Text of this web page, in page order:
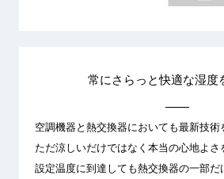
常にさらっと快適な湿度
空調機器と熱交換器においても最新技術
ただ涼しいだけではなく本当の心地よさ
設定温度に到達しても熱交換器の一部だ